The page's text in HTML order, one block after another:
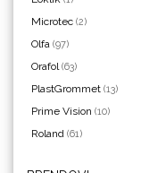
Microtec (2)
Olfa (97)
Orafol(63)
PlastGrommet (13)
Prime Vision (10)
Roland (61)